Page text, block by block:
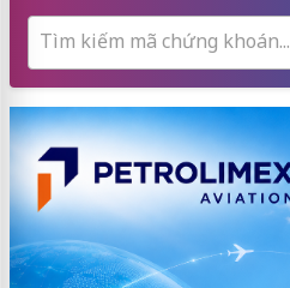
Tìm kiếm mã chứng khoán...